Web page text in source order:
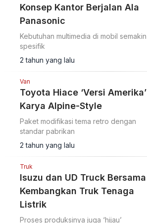
Konsep Kantor Berjalan Ala
Panasonic
Kebutuhan multimedia di mobil semakin
spesifik
2 tahun yang lalu
Van
Toyota Hiace ‘Versi Amerika’
Karya Alpine-Style
Paket modifikasi tema retro dengan
standar pabrikan
2 tahun yang lalu
Truk
Isuzu dan UD Truck Bersama
Kembangkan Truk Tenaga
Listrik
Proses produksinya juga ‘hijau’